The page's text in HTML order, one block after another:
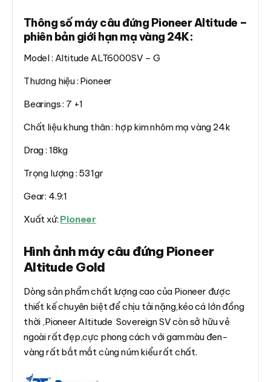
Thông số máy câu đứng Pioneer Altitude –
phiên bản giới hạn mạ vàng 24K:
Model : Altitude ALT6000SV – G
Thương hiệu : Pioneer
Bearings : 7 +1
Chất liệu khung thân : hợp kim nhôm mạ vàng 24k
Drag : 18kg
Trọng lượng : 531gr
Gear: 4.9:1
Xuất xứ: Pioneer
Hình ảnh máy câu đứng Pioneer
Altitude Gold
Dòng sản phẩm chất lượng cao của Pioneer được
thiết kế chuyên biệt để chịu tải nặng,kéo cá lớn đồng
thời ,Pioneer Altitude Sovereign SV còn sở hữu vẻ
ngoài rất đẹp,cực phong cách với gam màu đen-
vàng rất bắt mắt cùng núm kiểu rất chất.